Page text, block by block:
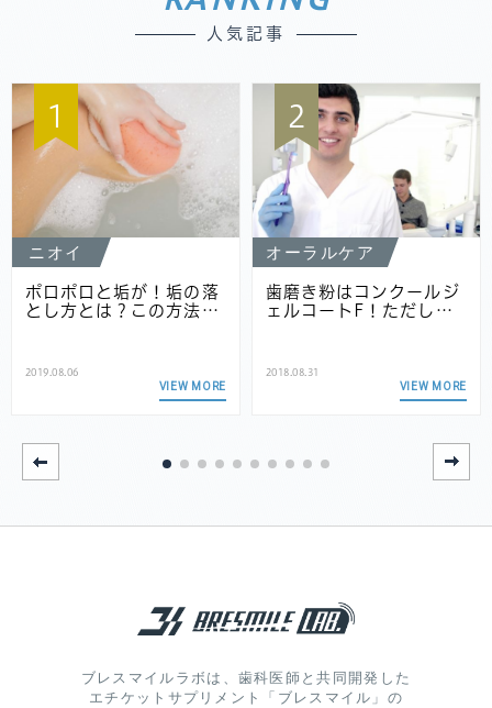
人気記事
1
ニオイ
ポロポロと垢が！垢の落
とし方とは？この方法…
2019.08.06
VIEW MORE
2
オーラルケア
歯磨き粉はコンクールジ
ェルコートF！ただし…
2018.08.31
VIEW MORE
ブレスマイルラボは、歯科医師と共同開発した
エチケットサプリメント「ブレスマイル」の